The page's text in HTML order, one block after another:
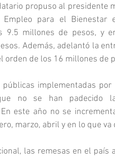
propuso al presidente
para el Bienestar
9.5 millones de pesos, y
Además, adelantó la
orden de los 16 millones de
implementadas
no se han padecido
este año no se
marzo, abril y en lo que
las remesas en el país